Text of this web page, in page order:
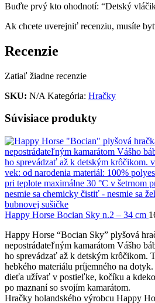
Buďte prvý kto ohodnotí: “Detský
Ak chcete uverejniť recenziu, musíte
Recenzie
Zatiaľ žiadne recenzie
SKU: N/A Kategória: Hračky
Súvisiace produkty
Happy Horse Bocian Sky n.2 – 34 cm
Happy Horse “Bocian Sky” plyšová
nepostrádateľným kamarátom Vášho
ho sprevádzať až k detským krôčikom.
hebkého materiálu príjemného na
dieťa užívať v postieľke, kočíku a
po maznaní so svojím kamarátom.
Hračky holandského výrobcu Happy